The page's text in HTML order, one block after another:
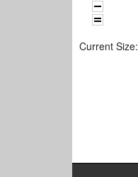
Current Size: